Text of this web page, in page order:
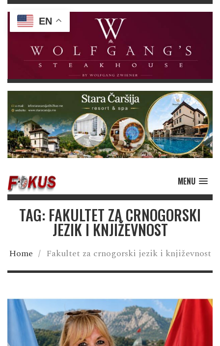
MENU
TAG: FAKULTET ZA CRNOGORSKI
JEZIK I KNJIŽEVNOST
Home / Fakultet za crnogorski jezik i književnost
EN